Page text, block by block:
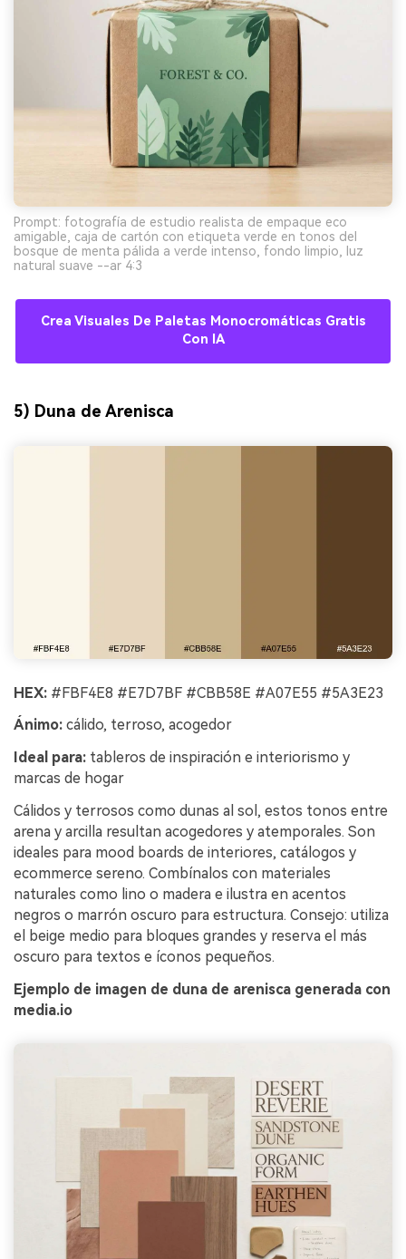
Prompt: fotografía de estudio realista de empaque eco
amigable, caja de cartón con etiqueta verde en tonos del
bosque de menta pálida a verde intenso, fondo limpio, luz
natural suave --ar 4:3
Crea Visuales De Paletas Monocromáticas Gratis
Con IA
5) Duna de Arenisca
HEX: #FBF4E8 #E7D7BF #CBB58E #A07E55 #5A3E23
Ánimo: cálido, terroso, acogedor
Ideal para: tableros de inspiración e interiorismo y
marcas de hogar
Cálidos y terrosos como dunas al sol, estos tonos entre
arena y arcilla resultan acogedores y atemporales. Son
ideales para mood boards de interiores, catálogos y
ecommerce sereno. Combínalos con materiales
naturales como lino o madera e ilustra en acentos
negros o marrón oscuro para estructura. Consejo: utiliza
el beige medio para bloques grandes y reserva el más
oscuro para textos e íconos pequeños.
Ejemplo de imagen de duna de arenisca generada con
media.io